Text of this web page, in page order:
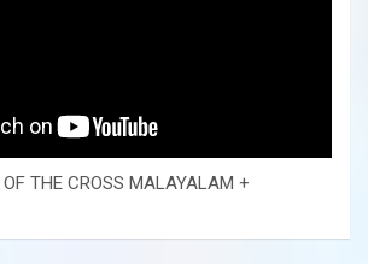
THE CROSS MALAYALAM +